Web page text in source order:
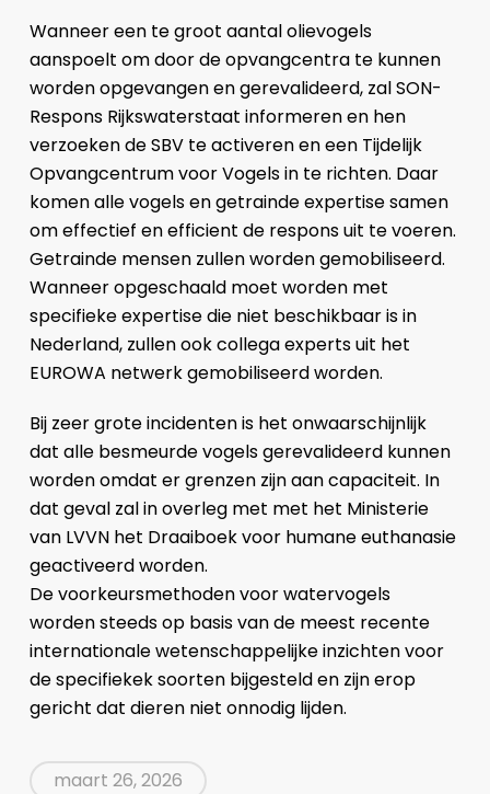
Wanneer een te groot aantal olievogels
aanspoelt om door de opvangcentra te kunnen
worden opgevangen en gerevalideerd, zal SON-
Respons Rijkswaterstaat informeren en hen
verzoeken de SBV te activeren en een Tijdelijk
Opvangcentrum voor Vogels in te richten. Daar
komen alle vogels en getrainde expertise samen
om effectief en efficient de respons uit te voeren.
Getrainde mensen zullen worden gemobiliseerd.
Wanneer opgeschaald moet worden met
specifieke expertise die niet beschikbaar is in
Nederland, zullen ook collega experts uit het
EUROWA netwerk gemobiliseerd worden.
Bij zeer grote incidenten is het onwaarschijnlijk
dat alle besmeurde vogels gerevalideerd kunnen
worden omdat er grenzen zijn aan capaciteit. In
dat geval zal in overleg met met het Ministerie
van LVVN het Draaiboek voor humane euthanasie
geactiveerd worden.
De voorkeursmethoden voor watervogels
worden steeds op basis van de meest recente
internationale wetenschappelijke inzichten voor
de specifiekek soorten bijgesteld en zijn erop
gericht dat dieren niet onnodig lijden.
maart 26, 2026